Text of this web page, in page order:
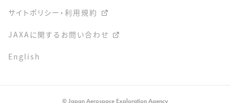
サイトポリシー・利用規約
JAXAに関するお問い合わせ
English
© Japan Aerospace Exploration Agency